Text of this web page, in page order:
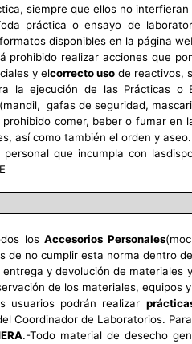
siempre que ellos no
práctica o ensayo de
disponibles en la página
prohibido realizar acciones que
y elcorrecto usode reactivos,
la ejecución de las Prácticas
gafas de seguridad,
prohibido comer, beber o fumar en
así como también el orden y aseo.
personal que incumpla con
losAccesorios Personales
de no cumplir esta norma dentro
y devolución de materiales
de los materiales, equipos
usuarios podrán realizar
Coordinador de Laboratorios.
.-Todo material de desecho